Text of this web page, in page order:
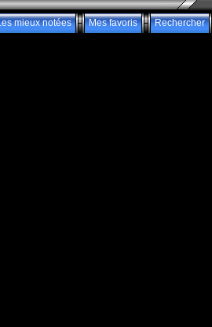
mieux notées Mes favoris Rechercher